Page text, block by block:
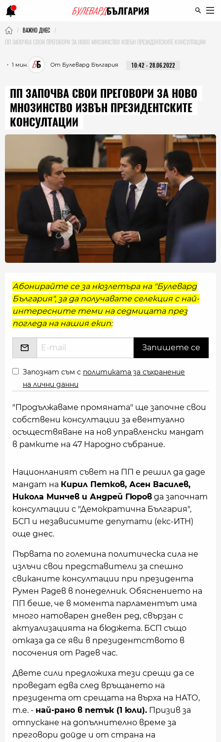
ВАЖНО ДНЕС
ПП ЗАПОЧВА СВОИ ПРЕГОВОРИ ЗА НОВО МНОЗИНСТВО ИЗВЪН ПРЕЗИДЕНТСКИТЕ КОНСУЛТАЦИИ
・ 1 мин. От Булевард България 10:42 - 28.06.2022
ПП ЗАПОЧВА СВОИ ПРЕГОВОРИ ЗА НОВО
МНОЗИНСТВО ИЗВЪН ПРЕЗИДЕНТСКИТЕ
КОНСУЛТАЦИИ
Абонирайте се за нюзлетъра на "Булевард
България", за да получавате селекция с най-
интересните теми на седмицата през
погледа на нашия екип:
Запознат съм с политиката за съхранение
на лични данни
"Продължаваме промяната" ще започне свои
собствени консултации за евентуално
осъществяване на нов управленски мандат
в рамките на 47 Народно събрание.
Национланият съвет на ПП е решил да даде
мандат на Кирил Петков, Асен Василев,
Никола Минчев и Андрей Гюров да започнат
консултации с "Демократична България",
БСП и независимите депутати (екс-ИТН)
още днес.
Първата по големина политическа сила не
излъчи свои представители за спешно
свиканите консултации при президента
Румен Радев в понеделник. Обяснението на
ПП беше, че в момента парламентът има
много натоварен дневен ред, свързан с
актуализацията на бюджета. БСП също
отказа да се яви в президентството в
посочения от Радев час.
Двете сили предложиха тези срещи да се
проведат едва след връщането на
президента от срещата на върха на НАТО,
т.е. - най-рано в петък (1 юли). Призив за
отпускане на допълнително време за
преговори дойде и от страна на